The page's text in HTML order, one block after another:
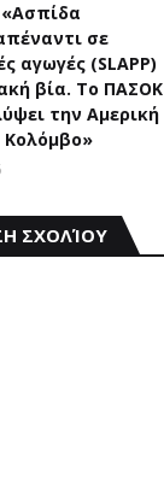
«Ασπίδα
σε
αγωγές (SLAPP)
βία. Το ΠΑΣΟΚ
την Αμερική
ΣΧΟΛΊΟΥ